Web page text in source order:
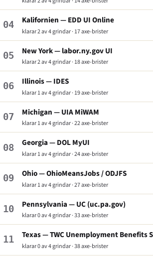
04 Kalifornien — EDD UI Online
klarar 2 av 4 grindar · 17 axe-brister
05 New York — labor.ny.gov UI
klarar 2 av 4 grindar · 18 axe-brister
06 Illinois — IDES
klarar 1 av 4 grindar · 19 axe-brister
07 Michigan — UIA MiWAM
klarar 1 av 4 grindar · 22 axe-brister
08 Georgia — DOL MyUI
klarar 1 av 4 grindar · 24 axe-brister
09 Ohio — OhioMeansJobs / ODJFS
klarar 1 av 4 grindar · 27 axe-brister
10 Pennsylvania — UC (uc.pa.gov)
klarar 0 av 4 grindar · 33 axe-brister
11 Texas — TWC Unemployment Benefits
klarar 0 av 4 grindar · 38 axe-brister